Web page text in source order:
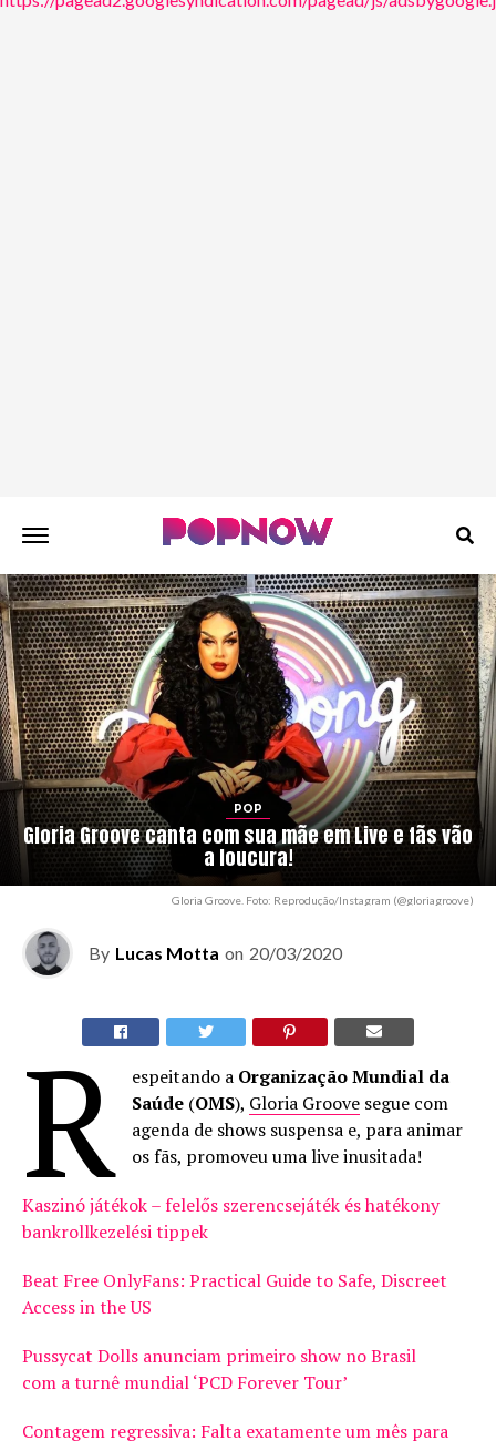
POP
Gloria Groove canta com sua mãe em Live e fãs vão
a loucura!
Gloria Groove. Foto: Reprodução/Instagram (@gloriagroove)
By Lucas Motta on 20/03/2020
R espeitando a Organização Mundial da
Saúde (OMS), Gloria Groove segue com
agenda de shows suspensa e, para animar
os fãs, promoveu uma live inusitada!
Kaszinó játékok – felelős szerencsejáték és hatékony
bankrollkezelési tippek
Beat Free OnlyFans: Practical Guide to Safe, Discreet
Access in the US
Pussycat Dolls anunciam primeiro show no Brasil
com a turnê mundial ‘PCD Forever Tour’
Contagem regressiva: Falta exatamente um mês para